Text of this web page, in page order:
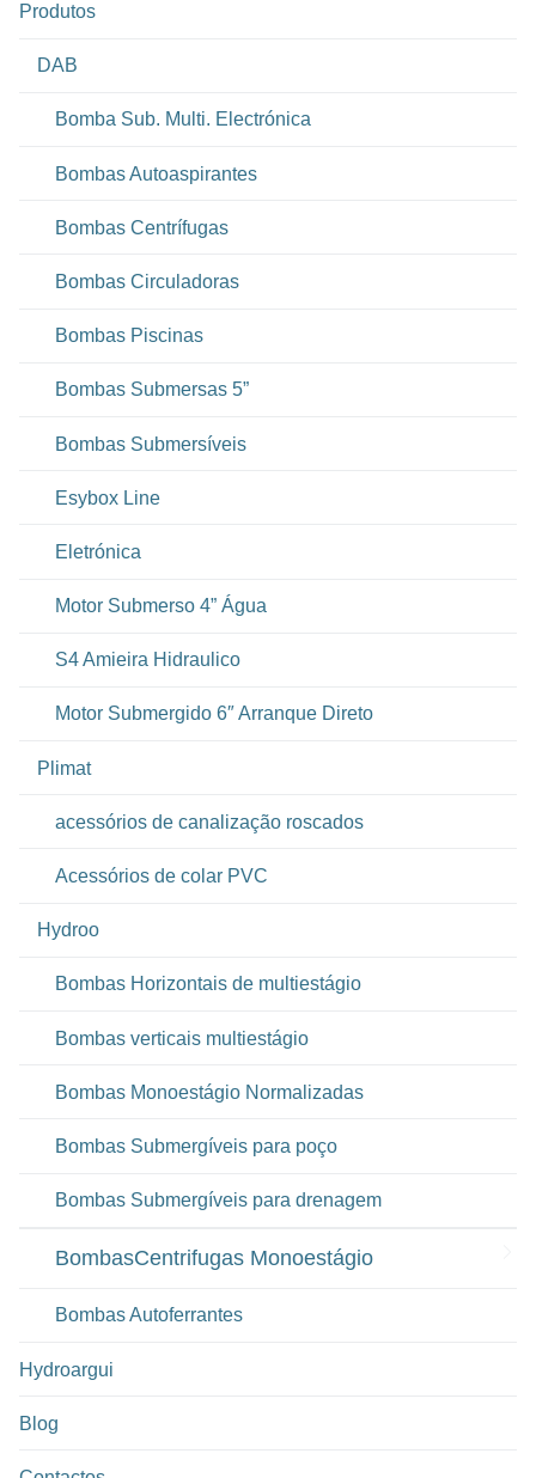
Produtos
DAB
Bomba Sub. Multi. Electrónica
Bombas Autoaspirantes
Bombas Centrífugas
Bombas Circuladoras
Bombas Piscinas
Bombas Submersas 5”
Bombas Submersíveis
Esybox Line
Eletrónica
Motor Submerso 4” Água
S4 Amieira Hidraulico
Motor Submergido 6″ Arranque Direto
Plimat
acessórios de canalização roscados
Acessórios de colar PVC
Hydroo
Bombas Horizontais de multiestágio
Bombas verticais multiestágio
Bombas Monoestágio Normalizadas
Bombas Submergíveis para poço
Bombas Submergíveis para drenagem
BombasCentrifugas Monoestágio
Bombas Autoferrantes
Hydroargui
Blog